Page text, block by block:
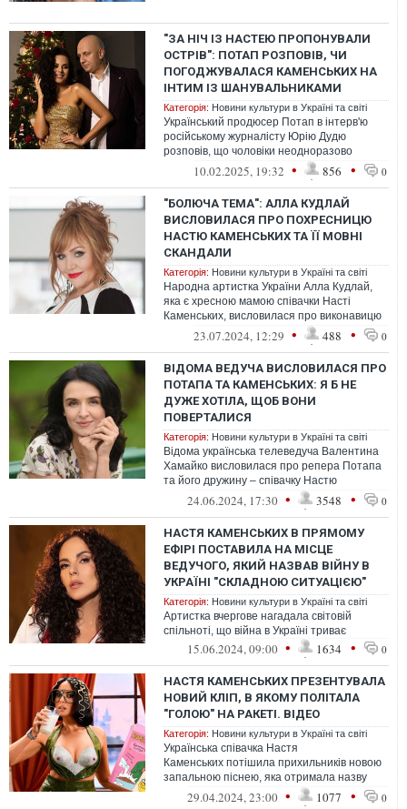
"ЗА НІЧ ІЗ НАСТЕЮ ПРОПОНУВАЛИ
ОСТРІВ": ПОТАП РОЗПОВІВ, ЧИ
ПОГОДЖУВАЛАСЯ КАМЕНСЬКИХ НА
ІНТИМ ІЗ ШАНУВАЛЬНИКАМИ
Категорія: Новини культури в Україні та світі
Український продюсер Потап в інтерв'ю
російському журналісту Юрію Дудю
розповів, що чоловіки неодноразово
пропонували Насті Каменських провести з
10.02.2025, 19:32 • 856 • 0
"БОЛЮЧА ТЕМА": АЛЛА КУДЛАЙ
ВИСЛОВИЛАСЯ ПРО ПОХРЕСНИЦЮ
НАСТЮ КАМЕНСЬКИХ ТА ЇЇ МОВНІ
СКАНДАЛИ
Категорія: Новини культури в Україні та світі
Народна артистка України Алла Кудлай,
яка є хресною мамою співачки Насті
Каменських, висловилася про виконавицю
в інтерв'ю Аліні Доротюк.
23.07.2024, 12:29 • 488 • 0
ВІДОМА ВЕДУЧА ВИСЛОВИЛАСЯ ПРО
ПОТАПА ТА КАМЕНСЬКИХ: Я Б НЕ
ДУЖЕ ХОТІЛА, ЩОБ ВОНИ
ПОВЕРТАЛИСЯ
Категорія: Новини культури в Україні та світі
Відома українська телеведуча Валентина
Хамайко висловилася про репера Потапа
та його дружину – співачку Настю
Каменських.
24.06.2024, 17:30 • 3548 • 0
НАСТЯ КАМЕНСЬКИХ В ПРЯМОМУ
ЕФІРІ ПОСТАВИЛА НА МІСЦЕ
ВЕДУЧОГО, ЯКИЙ НАЗВАВ ВІЙНУ В
УКРАЇНІ "СКЛАДНОЮ СИТУАЦІЄЮ"
Категорія: Новини культури в Україні та світі
Артистка вчергове нагадала світовій
спільноті, що війна в Україні триває
15.06.2024, 09:00 • 1634 • 0
НАСТЯ КАМЕНСЬКИХ ПРЕЗЕНТУВАЛА
НОВИЙ КЛІП, В ЯКОМУ ПОЛІТАЛА
"ГОЛОЮ" НА РАКЕТІ. ВІДЕО
Категорія: Новини культури в Україні та світі
Українська співачка Настя
Каменських потішила прихильників новою
запальною піснею, яка отримала назву
"Moloko".29.04.2024, 23:00 • 1077 • 0